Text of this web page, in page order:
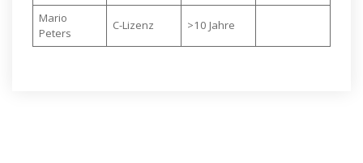
Mario
Peters
C-Lizenz >10 Jahre